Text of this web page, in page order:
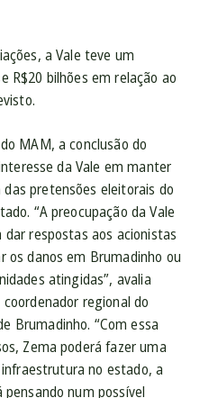
a Vale teve um
R$20 bilhões em relação ao
MAM, a conclusão do
da Vale em manter
pretensões eleitorais do
“A preocupação da Vale
respostas aos acionistas
os danos em Brumadinho ou
atingidas”, avalia
regional do
Brumadinho. “Com essa
Zema poderá fazer uma
no estado, a
num possível